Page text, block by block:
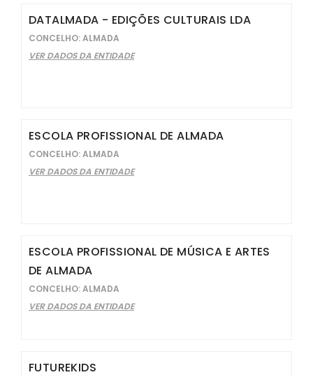
DATALMADA - EDIÇÕES CULTURAIS LDA
CONCELHO: ALMADA
VER DADOS DA ENTIDADE
ESCOLA PROFISSIONAL DE ALMADA
CONCELHO: ALMADA
VER DADOS DA ENTIDADE
ESCOLA PROFISSIONAL DE MÚSICA E ARTES
DE ALMADA
CONCELHO: ALMADA
VER DADOS DA ENTIDADE
FUTUREKIDS